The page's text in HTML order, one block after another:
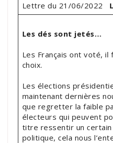
Lettre du 21/06/2022
Les dés sont jetés…
Les Français ont voté,
choix.
Les élections
maintenant dernières
que regretter la faible
électeurs qui peuvent
titre ressentir un
politique, cela nous